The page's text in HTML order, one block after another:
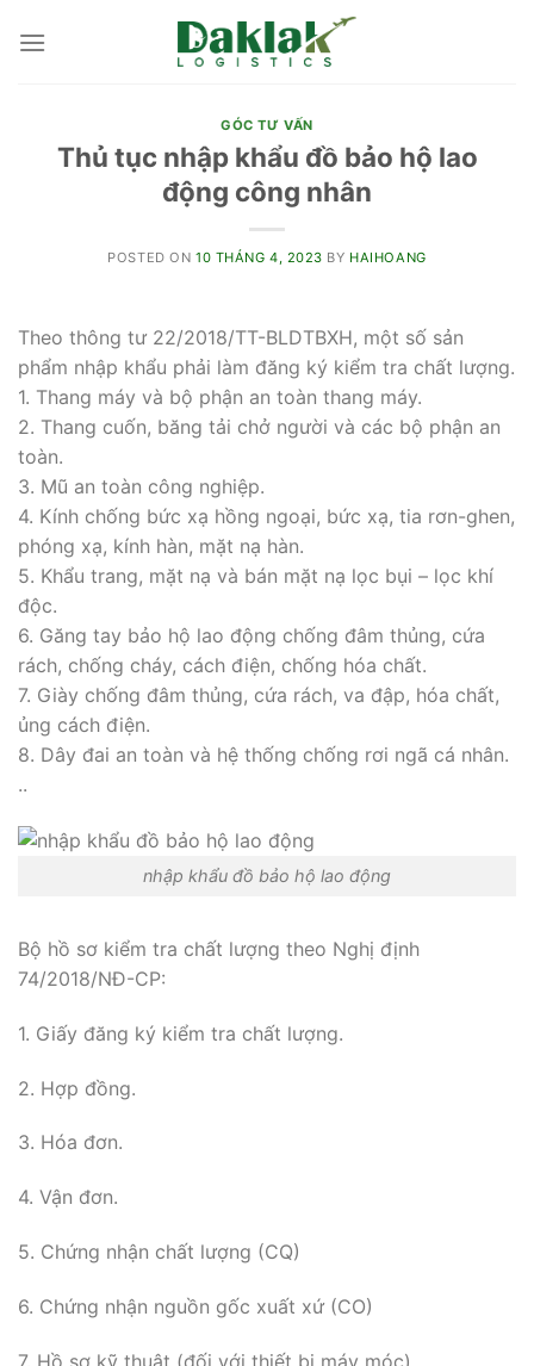
GÓC TƯ VẤN
Thủ tục nhập khẩu đồ bảo hộ lao
động công nhân
POSTED ON 10 THÁNG 4, 2023 BY HAIHOANG
Theo thông tư 22/2018/TT-BLDTBXH, một số sản
phẩm nhập khẩu phải làm đăng ký kiểm tra chất lượng.
1. Thang máy và bộ phận an toàn thang máy.
2. Thang cuốn, băng tải chở người và các bộ phận an
toàn.
3. Mũ an toàn công nghiệp.
4. Kính chống bức xạ hồng ngoại, bức xạ, tia rơn-ghen,
phóng xạ, kính hàn, mặt nạ hàn.
5. Khẩu trang, mặt nạ và bán mặt nạ lọc bụi – lọc khí
độc.
6. Găng tay bảo hộ lao động chống đâm thủng, cứa
rách, chống cháy, cách điện, chống hóa chất.
7. Giày chống đâm thủng, cứa rách, va đập, hóa chất,
ủng cách điện.
8. Dây đai an toàn và hệ thống chống rơi ngã cá nhân.
..
nhập khẩu đồ bảo hộ lao động
Bộ hồ sơ kiểm tra chất lượng theo Nghị định
74/2018/NĐ-CP:
1. Giấy đăng ký kiểm tra chất lượng.
2. Hợp đồng.
3. Hóa đơn.
4. Vận đơn.
5. Chứng nhận chất lượng (CQ)
6. Chứng nhận nguồn gốc xuất xứ (CO)
7. Hồ sơ kỹ thuật (đối với thiết bị máy móc)